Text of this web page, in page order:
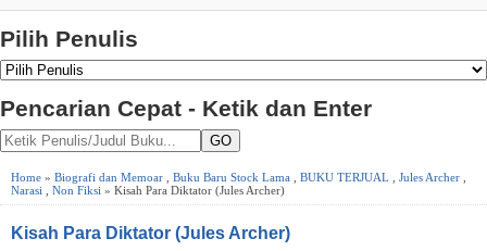
Pilih Penulis
Pencarian Cepat - Ketik dan Enter
GO
Home » Biografi dan Memoar Buku Baru Stock Lama BUKU TERJUAL Jules Archer
Narasi
Non Fiksi » Kisah Para Diktator (Jules Archer)
Kisah Para Diktator (Jules Archer)